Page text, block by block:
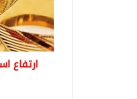
تركيا
عيار
24
22